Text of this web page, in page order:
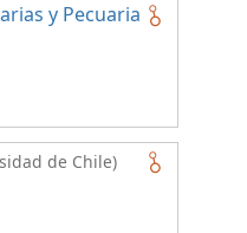
y Pecuaria
de Chile)